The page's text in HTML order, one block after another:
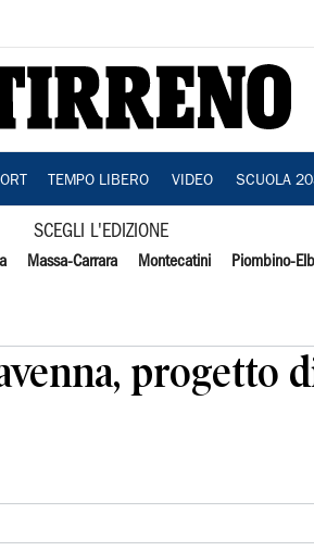
TEMPO LIBERO VIDEO SCUOLA
SCEGLI L'EDIZIONE
Massa-Carrara Montecatini Piombino-
progetto